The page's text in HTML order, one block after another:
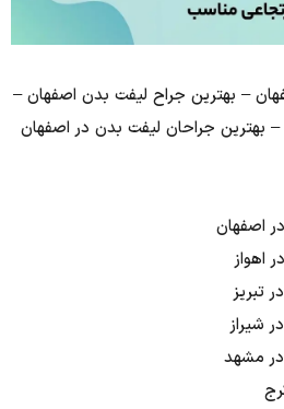
– بهترین جراح لیفت بدن اصفهان –
بهترین جراحان لیفت بدن در اصفهان
اصفهان
اهواز
تبریز
شیراز
در مشهد